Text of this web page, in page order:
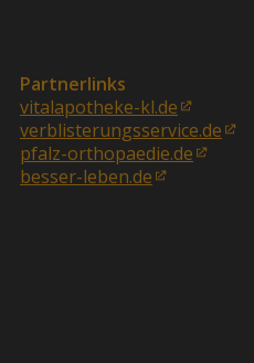
Partnerlinks
vitalapotheke-kl.de
verblisterungsservice.de
pfalz-orthopaedie.de
besser-leben.de